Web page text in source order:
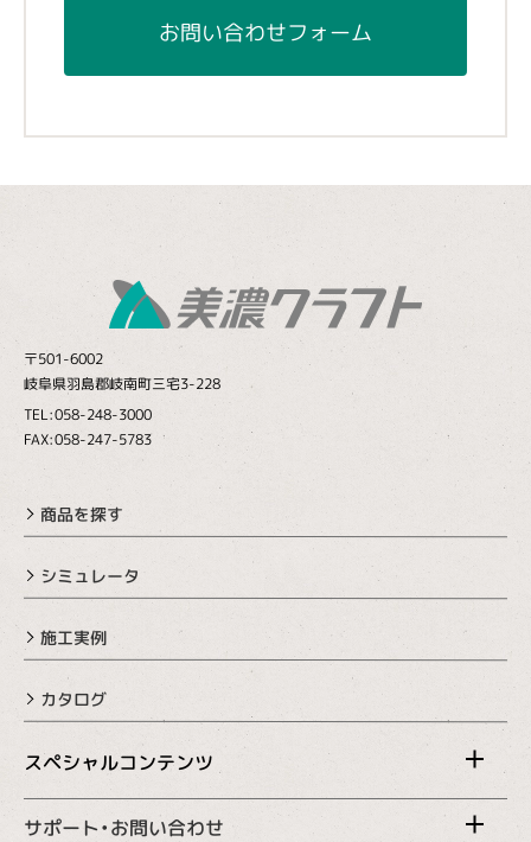
お問い合わせフォーム
〒501-6002
岐阜県羽島郡岐南町三宅3-228
TEL:058-248-3000
FAX:058-247-5783
商品を探す
シミュレータ
施工実例
カタログ
スペシャルコンテンツ
サポート・お問い合わせ